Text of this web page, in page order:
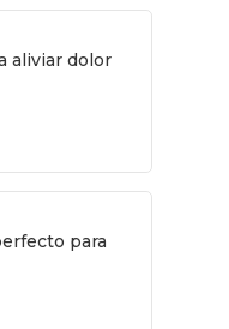
aliviar dolor
para
QUÉ HACER
Novedades
GASTRO
Bares Y Cafés
CONTACTO